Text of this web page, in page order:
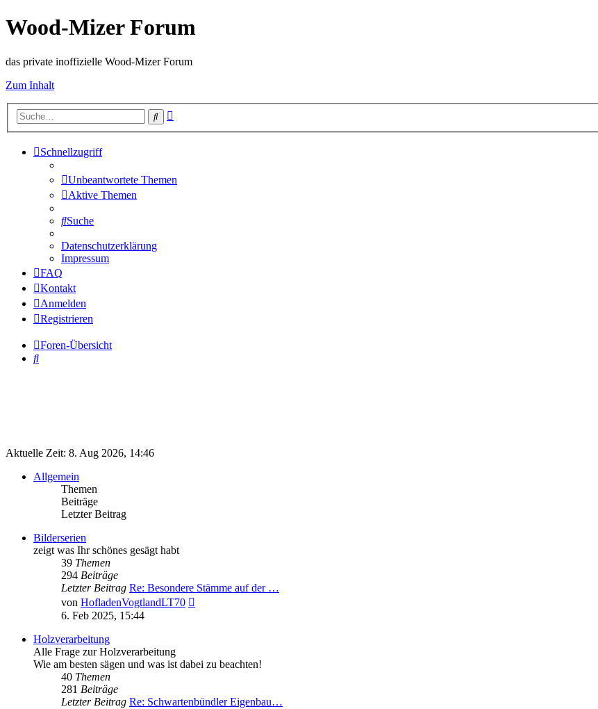
Wood-Mizer Forum
das private inoffizielle Wood-Mizer Forum
Zum Inhalt
Suche
Schnellzugriff
Unbeantwortete Themen
Aktive Themen
Suche
Datenschutzerklärung
Impressum
FAQ
Kontakt
Anmelden
Registrieren
Foren-Übersicht
Suche
Aktuelle Zeit: 8. Aug 2026, 14:46
Allgemein
Themen
Beiträge
Letzter Beitrag
Bilderserien
zeigt was Ihr schönes gesägt habt
39 Themen
294 Beiträge
Letzter Beitrag Re: Besondere Stämme auf der …
von HofladenVogtlandLT70
6. Feb 2025, 15:44
Holzverarbeitung
Alle Frage zur Holzverarbeitung
Wie am besten sägen und was ist dabei zu beachten!
40 Themen
281 Beiträge
Letzter Beitrag Re: Schwartenbündler Eigenbau…